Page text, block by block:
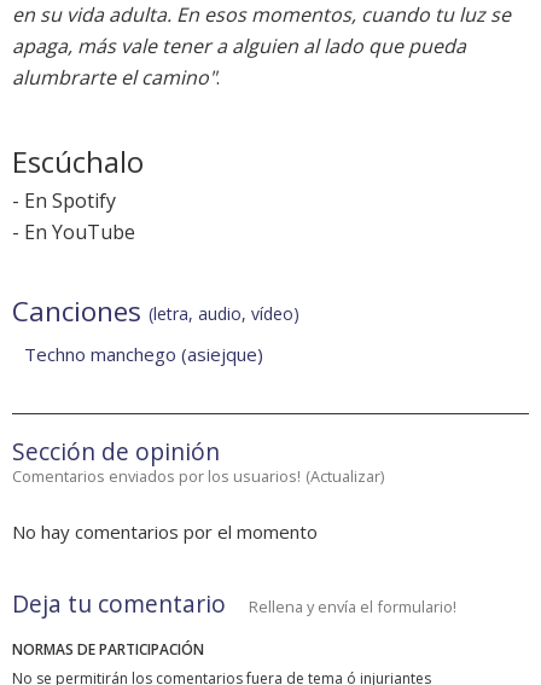
en su vida adulta. En esos momentos, cuando tu luz se
apaga, más vale tener a alguien al lado que pueda
alumbrarte el camino".
Escúchalo
- En Spotify
- En YouTube
Canciones (letra, audio, vídeo)
Techno manchego (asiejque)
Sección de opinión
Comentarios enviados por los usuarios! (Actualizar)
No hay comentarios por el momento
Deja tu comentario Rellena y envía el formulario!
NORMAS DE PARTICIPACIÓN
No se permitirán los comentarios fuera de tema ó injuriantes